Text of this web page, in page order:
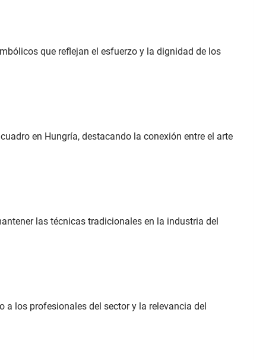
que reflejan el esfuerzo y la dignidad de los
en Hungría, destacando la conexión entre el arte
las técnicas tradicionales en la industria del
los profesionales del sector y la relevancia del